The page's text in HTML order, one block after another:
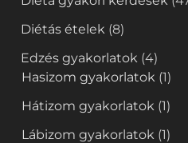
Diétás ételek (8)
Edzés gyakorlatok (4)
Hasizom gyakorlatok (1)
Hátizom gyakorlatok (1)
Lábizom gyakorlatok (1)